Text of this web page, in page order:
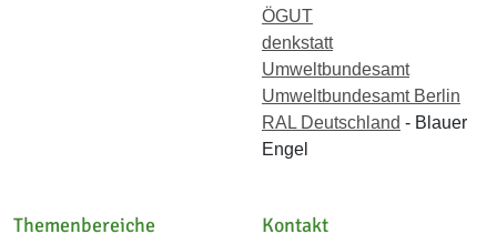
ÖGUT
denkstatt
Umweltbundesamt
Umweltbundesamt Berlin
RAL Deutschland - Blauer
Engel
Themenbereiche
Kontakt